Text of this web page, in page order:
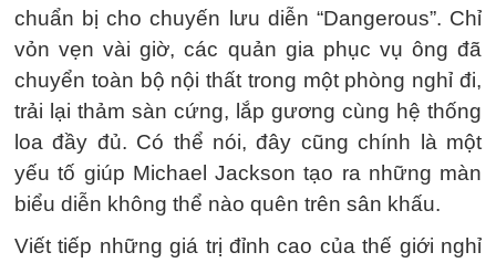
chuẩn bị cho chuyến lưu diễn “Dangerous”. Chỉ
vỏn vẹn vài giờ, các quản gia phục vụ ông đã
chuyển toàn bộ nội thất trong một phòng nghỉ đi,
trải lại thảm sàn cứng, lắp gương cùng hệ thống
loa đầy đủ. Có thể nói, đây cũng chính là một
yếu tố giúp Michael Jackson tạo ra những màn
biểu diễn không thể nào quên trên sân khấu.
Viết tiếp những giá trị đỉnh cao của thế giới nghỉ